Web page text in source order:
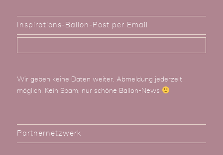
Inspirations-Ballon-Post per Email
Wir geben keine Daten weiter. Abmeldung jederzeit
möglich. Kein Spam, nur schöne Ballon-News
Partnernetzwerk